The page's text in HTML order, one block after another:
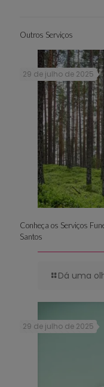
Outros Serviços
29 de julho de 2025
Conheça os Serviços
Santos
Dá uma
29 de julho de 2025